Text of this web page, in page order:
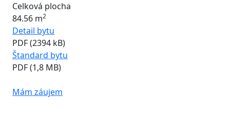
Celková plocha
84.56 m2
Detail bytu
PDF (2394 kB)
Štandard bytu
PDF (1,8 MB)
Mám záujem